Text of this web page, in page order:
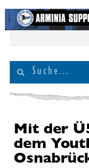
Mit der
dem